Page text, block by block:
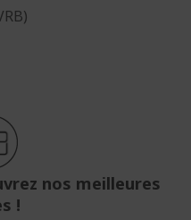
nos meilleures
!